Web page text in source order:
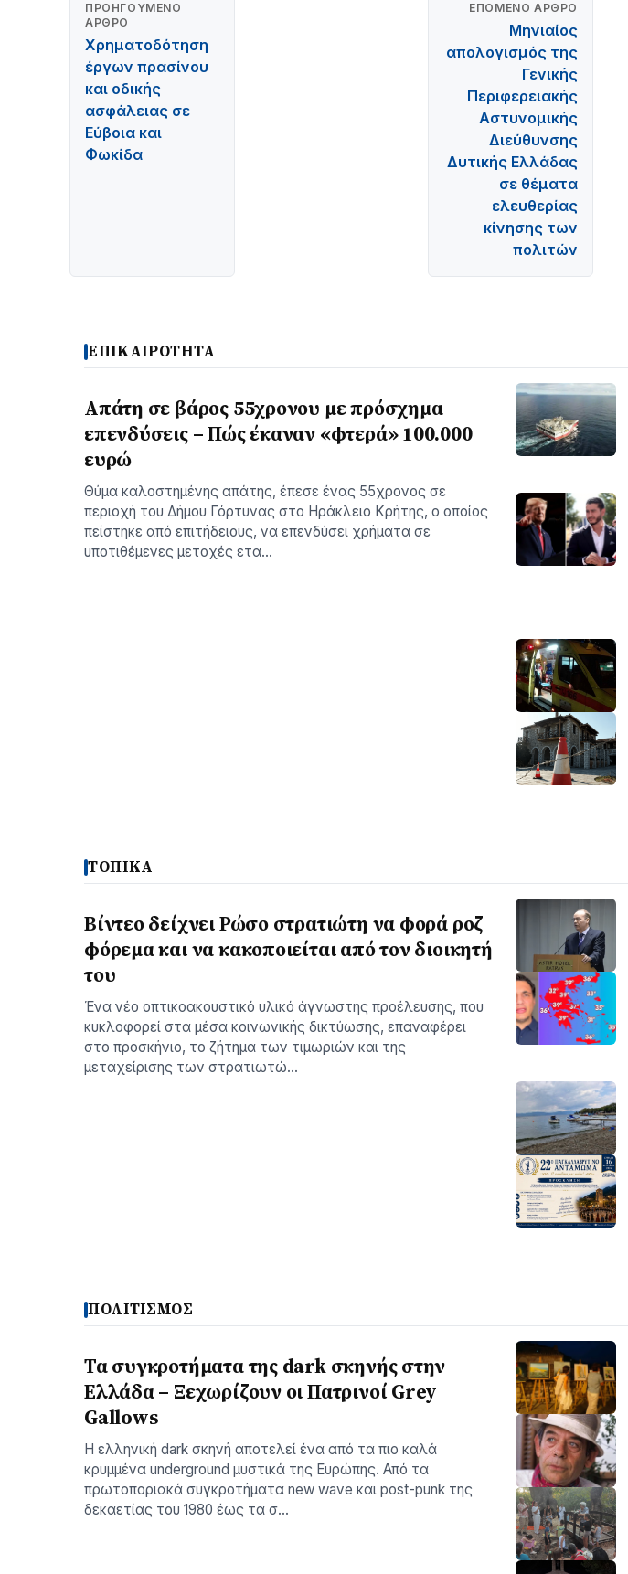
ΠΡΟΗΓΟΎΜΕΝΟ
ΆΡΘΡΟ
Χρηματοδότηση
έργων πρασίνου
και οδικής
ασφάλειας σε
Εύβοια και
Φωκίδα
ΕΠΌΜΕΝΟ ΆΡΘΡΟ
Μηνιαίος
απολογισμός της
Γενικής
Περιφερειακής
Αστυνομικής
Διεύθυνσης
Δυτικής Ελλάδας
σε θέματα
ελευθερίας
κίνησης των
πολιτών
ΕΠΙΚΑΙΡΟΤΗΤΑ
Απάτη σε βάρος 55χρονου με πρόσχημα
επενδύσεις – Πώς έκαναν «φτερά» 100.000
ευρώ
Θύμα καλοστημένης απάτης, έπεσε ένας 55χρονος σε
περιοχή του Δήμου Γόρτυνας στο Ηράκλειο Κρήτης, ο οποίος
πείστηκε από επιτήδειους, να επενδύσει χρήματα σε
υποτιθέμενες μετοχές ετα…
ΤΟΠΙΚΑ
Βίντεο δείχνει Ρώσο στρατιώτη να φορά ροζ
φόρεμα και να κακοποιείται από τον διοικητή
του
Ένα νέο οπτικοακουστικό υλικό άγνωστης προέλευσης, που
κυκλοφορεί στα μέσα κοινωνικής δικτύωσης, επαναφέρει
στο προσκήνιο, το ζήτημα των τιμωριών και της
μεταχείρισης των στρατιωτώ…
ΠΟΛΙΤΙΣΜΟΣ
Τα συγκροτήματα της dark σκηνής στην
Ελλάδα – Ξεχωρίζουν οι Πατρινοί Grey
Gallows
Η ελληνική dark σκηνή αποτελεί ένα από τα πιο καλά
κρυμμένα underground μυστικά της Ευρώπης. Από τα
πρωτοποριακά συγκροτήματα new wave και post-punk της
δεκαετίας του 1980 έως τα σ…